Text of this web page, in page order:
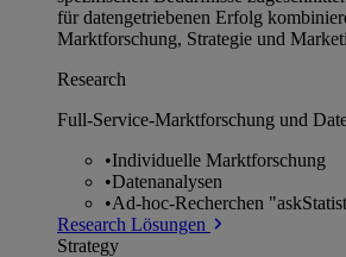
für datengetriebenen Erfolg
Marktforschung, Strategie und
Research
Full-Service-Marktforschung und
•Individuelle Marktforschung
•Datenanalysen
•Ad-hoc-Recherchen
Research Lösungen
Strategy